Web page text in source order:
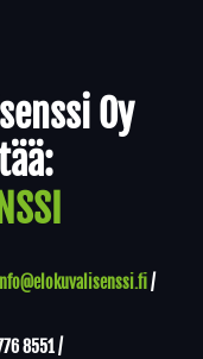
Oy
/
8551/